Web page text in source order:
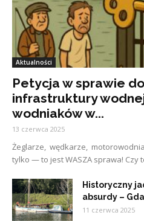
Aktualności
Petycja w sprawie
infrastruktury
wodniaków w...
13 czerwca 2025
Żeglarze, wędkarze,
tylko — to jest WASZA sprawa! Czy
Historyczny
absurdy –
11 czerwca 2025